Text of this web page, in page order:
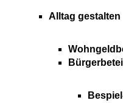
Alltag gestalten